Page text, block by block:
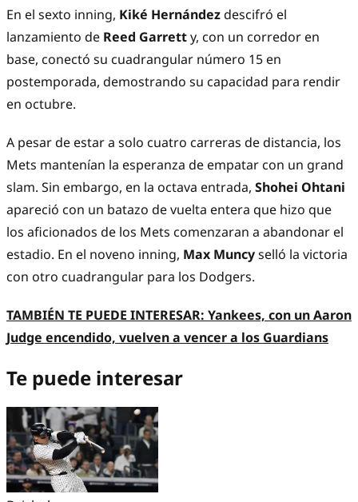
En el sexto inning, Kiké Hernándezdescifró el
lanzamiento de Reed Garretty, con un corredor en
base, conectó su cuadrangular número 15 en
postemporada, demostrando su capacidad para rendir
en octubre.
A pesar de estar a solo cuatro carreras de distancia, los
Mets mantenían la esperanza de empatar con un grand
slam. Sin embargo, en la octava entrada, Shohei Ohtani
apareció con un batazo de vuelta entera que hizo que
los aficionados de los Mets comenzaran a abandonar el
estadio. En el noveno inning, Max Muncyselló la victoria
con otro cuadrangular para los Dodgers.
TAMBIÉN TE PUEDE INTERESAR: Yankees, con un Aaron
Judge encendido, vuelven a vencer a los Guardians
Te puede interesar